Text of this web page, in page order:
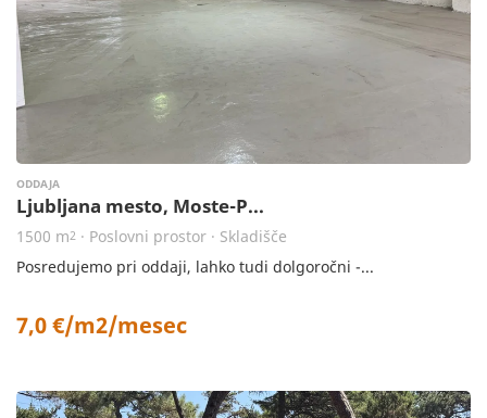
ODDAJA
Ljubljana mesto, Moste-P...
1500 m2 · Poslovni prostor · Skladišče
Posredujemo pri oddaji, lahko tudi dolgoročni -...
7,0 €/m2/mesec